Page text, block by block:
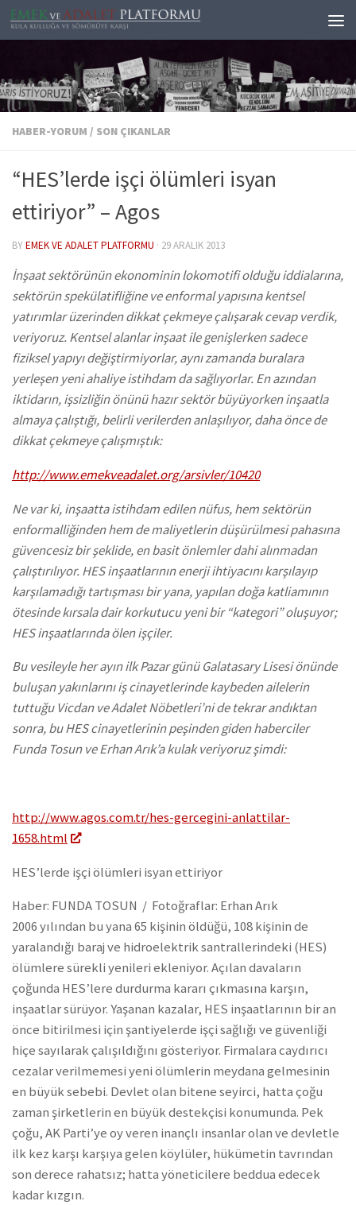
Skip to content
HABER-YORUM / SON ÇIKANLAR
“HES’lerde işçi ölümleri isyan
ettiriyor” – Agos
BYEMEK VE ADALET PLATFORMU · 29 ARALIK 2013
İnşaat sektörünün ekonominin lokomotifi olduğu iddialarına,
sektörün spekülatifliğine ve enformal yapısına kentsel
yatırımlar üzerinden dikkat çekmeye çalışarak cevap verdik,
veriyoruz. Kentsel alanlar inşaat ile genişlerken sadece
fiziksel yapıyı değiştirmiyorlar, aynı zamanda buralara
yerleşen yeni ahaliye istihdam da sağlıyorlar. En azından
iktidarın, işsizliğin önünü hazır sektör büyüyorken inşaatla
almaya çalıştığı, belirli verilerden anlaşılıyor, daha önce de
dikkat çekmeye çalışmıştık:
http://www.emekveadalet.org/arsivler/10420
Ne var ki, inşaatta istihdam edilen nüfus, hem sektörün
enformalliğinden hem de maliyetlerin düşürülmesi pahasına
güvencesiz bir şeklide, en basit önlemler dahi alınmadan
çalıştırılıyor. HES inşaatlarının enerji ihtiyacını karşılayıp
karşılamadığı tartışması bir yana, yapılan doğa katliamının
ötesinde kırsala dair korkutucu yeni bir “kategori” oluşuyor;
HES inşaatlarında ölen işçiler.
Bu vesileyle her ayın ilk Pazar günü Galatasary Lisesi önünde
buluşan yakınlarını iş cinayetlerinde kaybeden ailelerin
tuttuğu Vicdan ve Adalet Nöbetleri’ni de tekrar andıktan
sonra, bu HES cinayetlerinin peşinden giden haberciler
Funda Tosun ve Erhan Arık’a kulak veriyoruz şimdi:
http://www.agos.com.tr/hes-gercegini-anlattilar-
1658.html
HES’lerde işçi ölümleri isyan ettiriyor
Haber: FUNDA TOSUN / Fotoğraflar: Erhan Arık
2006 yılından bu yana 65 kişinin öldüğü, 108 kişinin de
yaralandığı baraj ve hidroelektrik santrallerindeki (HES)
ölümlere sürekli yenileri ekleniyor. Açılan davaların
çoğunda HES’lere durdurma kararı çıkmasına karşın,
inşaatlar sürüyor. Yaşanan kazalar, HES inşaatlarının bir an
önce bitirilmesi için şantiyelerde işçi sağlığı ve güvenliği
hiçe sayılarak çalışıldığını gösteriyor. Firmalara caydırıcı
cezalar verilmemesi yeni ölümlerin meydana gelmesinin
en büyük sebebi. Devlet olan bitene seyirci, hatta çoğu
zaman şirketlerin en büyük destekçisi konumunda. Pek
çoğu, AK Parti’ye oy veren inançlı insanlar olan ve devletle
ilk kez karşı karşıya gelen köylüler, hükümetin tavrından
son derece rahatsız; hatta yöneticilere beddua edecek
kadar kızgın.